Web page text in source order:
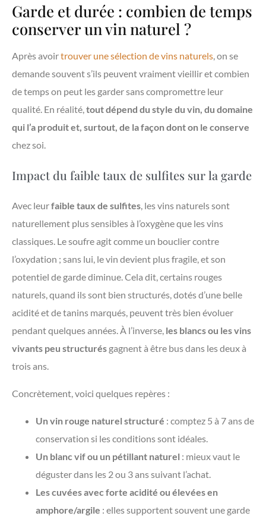
Garde et durée : combien de temps
conserver un vin naturel ?
Après avoirtrouver une sélection de vins naturels, on se
demande souvent s’ils peuvent vraiment vieillir et combien
de temps on peut les garder sans compromettre leur
qualité. En réalité,tout dépend du style du vin, du domaine
qui l’a produit et, surtout, de la façon dont on le conserve
chez soi.
Impact du faible taux de sulfites sur la garde
Avec leurfaible taux de sulfites, les vins naturels sont
naturellement plus sensibles à l’oxygène que les vins
classiques. Le soufre agit comme un bouclier contre
l’oxydation ; sans lui, le vin devient plus fragile, et son
potentiel de garde diminue. Cela dit, certains rouges
naturels, quand ils sont bien structurés, dotés d’une belle
acidité et de tanins marqués, peuvent très bien évoluer
pendant quelques années. À l’inverse, les blancs ou les vins
vivants peu structurés gagnent à être bus dans les deux à
trois ans.
Concrètement, voici quelques repères :
Un vin rouge naturel structuré : comptez 5 à 7 ans de
conservation si les conditions sont idéales.
Un blanc vif ou un pétillant naturel : mieux vaut le
déguster dans les 2 ou 3 ans suivant l’achat.
Les cuvées avec forte acidité ou élevées en
amphore/argile : elles supportent souvent une garde